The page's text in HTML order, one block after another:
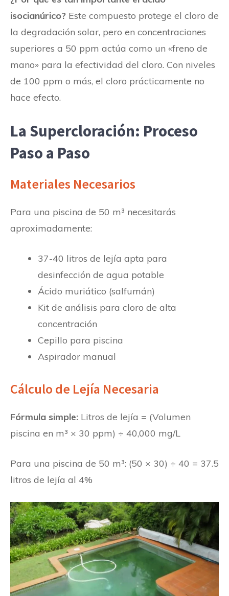
isocianúrico? Este compuesto protege el cloro de
la degradación solar, pero en concentraciones
superiores a 50 ppm actúa como un «freno de
mano» para la efectividad del cloro. Con niveles
de 100 ppm o más, el cloro prácticamente no
hace efecto.
La Supercloración: Proceso
Paso a Paso
Materiales Necesarios
Para una piscina de 50 m³ necesitarás
aproximadamente:
37-40 litros de lejía apta para
desinfección de agua potable
Ácido muriático (salfumán)
Kit de análisis para cloro de alta
concentración
Cepillo para piscina
Aspirador manual
Cálculo de Lejía Necesaria
Fórmula simple: Litros de lejía = (Volumen
piscina en m³ × 30 ppm) ÷ 40,000 mg/L
Para una piscina de 50 m³: (50 × 30) ÷ 40 = 37.5
litros de lejía al 4%